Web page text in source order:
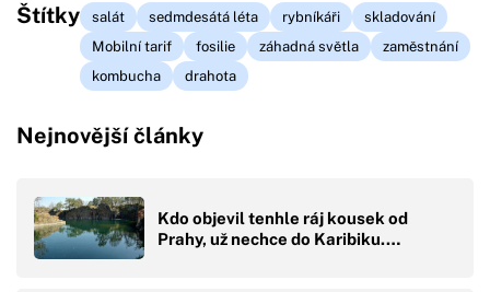
Štítky salát sedmdesátá léta rybníkáři
skladování
Mobilní tarif
fosilie záhadná světla
zaměstnání
kombucha
drahota
Nejnovější články
Kdo objevil tenhle ráj kousek od
Prahy, už nechce do Karibiku.…